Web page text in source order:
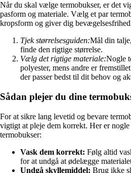
Når du skal vælge termobukser, er det
pasform og materiale. Vælg et par
kropsform og giver dig
Tjek størrelsesguiden:Mål din
finde den rigtige størrelse.
Vælg det rigtige materiale:Nogle
polyester, mens andre er
der passer bedst til dit behov og
Sådan plejer du dine
For at sikre lang levetid og bevare
vigtigt at pleje dem korrekt. Her er
termobukser:
Vask dem korrekt: Følg altid
for at undgå at ødelægge
Undgå skyllemiddel: Brug ikke